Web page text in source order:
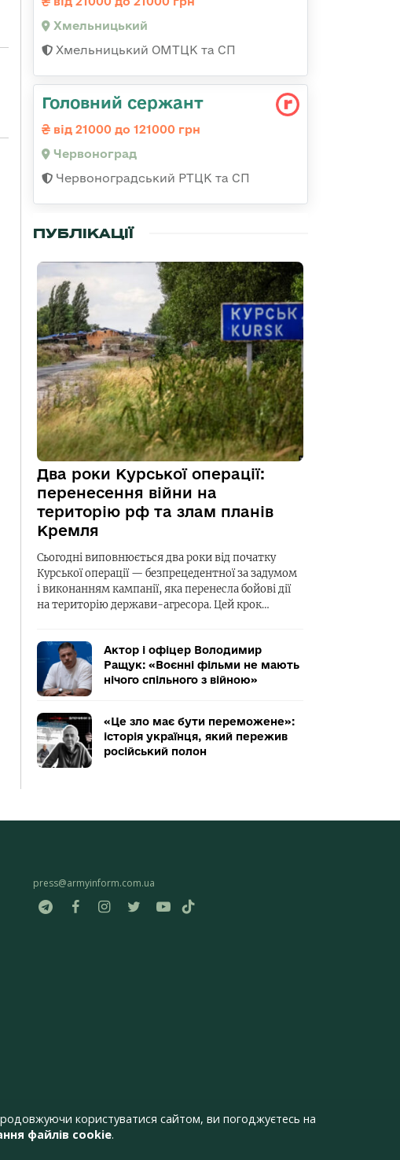
Хмельницький
Хмельницький ОМТЦК та СП
Головний сержант
від 21000 до 121000 грн
Червоноград
Червоноградський РТЦК та СП
ПУБЛІКАЦІЇ
Два роки Курської операції:
перенесення війни на
територію рф та злам планів
Кремля
Сьогодні виповнюється два роки від початку
Курської операції — безпрецедентної за задумом
і виконанням кампанії, яка перенесла бойові дії
на територію держави-агресора. Цей крок…
Актор і офіцер Володимир
Ращук: «Воєнні фільми не мають
нічого спільного з війною»
«Це зло має бути переможене»:
історія українця, який пережив
російський полон
press@armyinform.com.ua
користуватися сайтом, ви погоджуєтесь на
файлів cookie.